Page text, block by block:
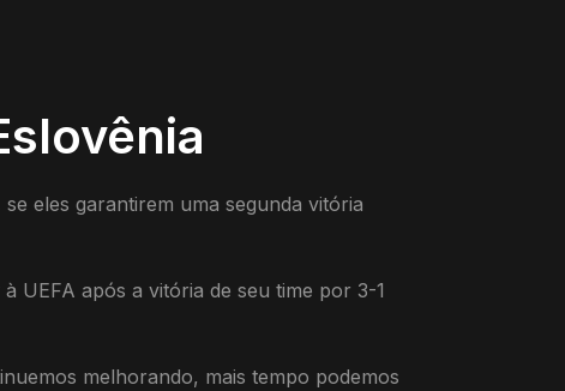
eles garantirem uma segunda vitória
UEFA após a vitória de seu time por 3-1
melhorando, mais tempo podemos